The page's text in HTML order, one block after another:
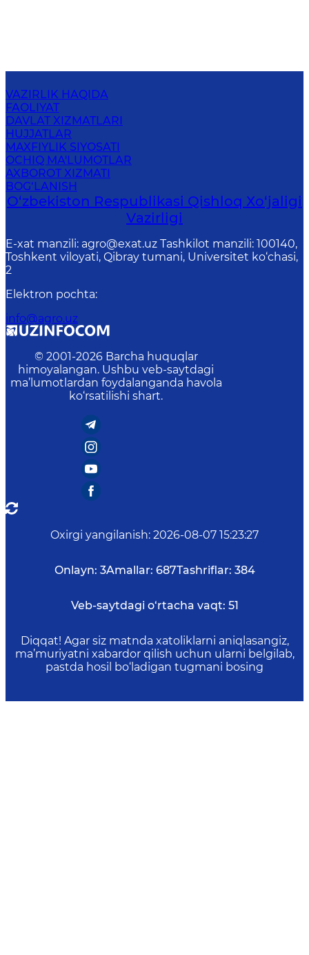
VAZIRLIK HAQIDA
FAOLIYAT
DAVLAT XIZMATLARI
HUJJATLAR
MAXFIYLIK SIYOSATI
OCHIQ MA'LUMOTLAR
AXBOROT XIZMATI
BOG‘LANISH
O‘zbekiston Respublikasi Qishloq Хo‘jаligi
Vаzirligi
E-xat manzili: agro@exat.uz Tashkilot manzili: 100140,
Toshkent viloyati, Qibray tumani, Universitet ko‘chasi,
2
Elektron pochta:
info@agro.uz
© 2001-2026 Barcha huquqlar
himoyalangan. Ushbu veb-saytdagi
ma’lumotlardan foydalanganda havola
ko‘rsatilishi shart.
Oxirgi yangilanish: 2026-08-07 15:23:27
Onlayn: 3Amallar: 687Tashriflar: 384
Veb-saytdagi o‘rtacha vaqt: 51
Diqqat! Agar siz matnda xatoliklarni aniqlasangiz,
ma’muriyatni xabardor qilish uchun ularni belgilab,
pastda hosil bo‘ladigan tugmani bosing